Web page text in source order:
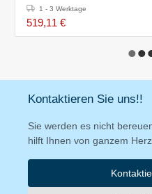
8,1kW-400V -
390x450x(h)375mm
1 - 3 Werktage
519,11 €
Kontaktieren Sie uns!!
Sie werden es nicht
hilft Ihnen von ganzem